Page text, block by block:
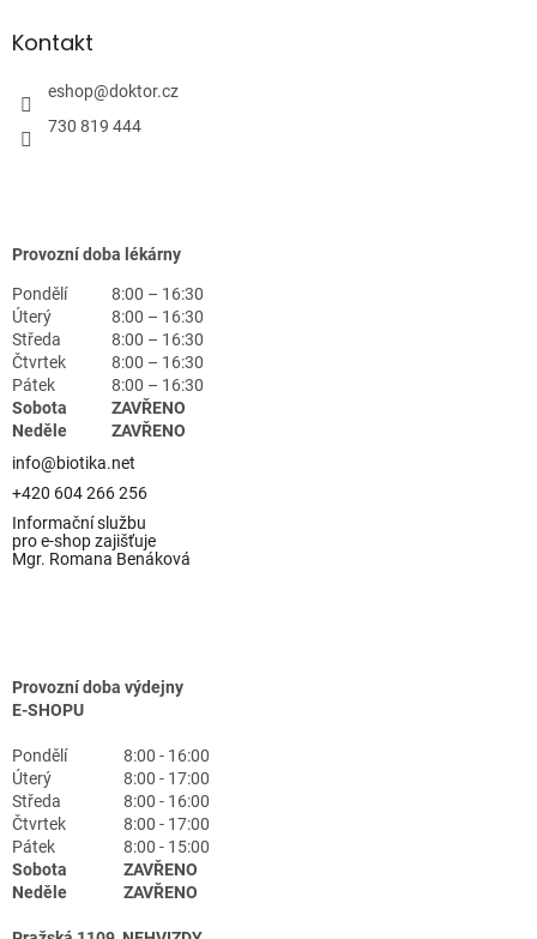
Kontakt
eshop@doktor.cz
730 819 444
Provozní doba lékárny
Pondělí
8:00 – 16:30
Úterý
8:00 – 16:30
Středa
8:00 – 16:30
Čtvrtek
8:00 – 16:30
Pátek
8:00 – 16:30
Sobota
ZAVŘENO
Neděle
ZAVŘENO
info@biotika.net
+420 604 266 256
Informační službu
pro e-shop zajišťuje
Mgr. Romana Benáková
Provozní doba výdejny
E-SHOPU
Pondělí
8:00 - 16:00
Úterý
8:00 - 17:00
Středa
8:00 - 16:00
Čtvrtek
8:00 - 17:00
Pátek
8:00 - 15:00
Sobota
ZAVŘENO
Neděle
ZAVŘENO